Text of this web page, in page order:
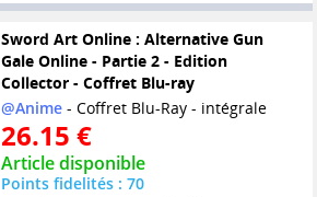
Sword Art Online : Alternative Gun
Gale Online - Partie 2 - Edition
Collector - Coffret Blu-ray
@Anime- Coffret Blu-Ray - intégrale
26.15 €
Article disponible
Points fidelités : 70